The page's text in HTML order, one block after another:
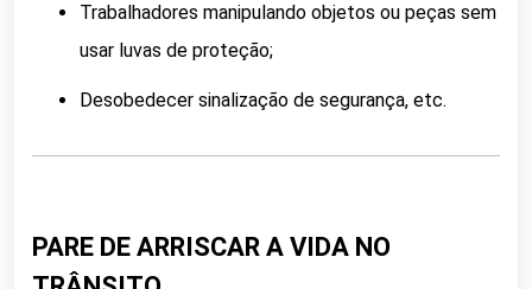
Trabalhadores manipulando objetos ou peças sem
usar luvas de proteção;
Desobedecer sinalização de segurança, etc.
PARE DE ARRISCAR A VIDA NO